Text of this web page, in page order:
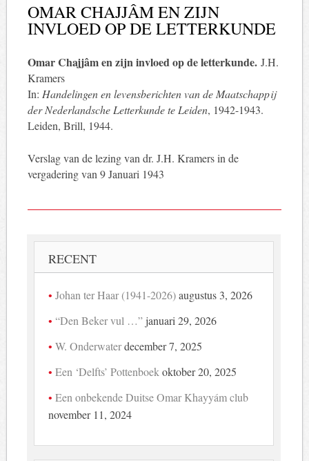
OMAR CHAJJÂM EN ZIJN
INVLOED OP DE LETTERKUNDE
Omar Chajjâm en zijn invloed op de letterkunde.J.H.
Kramers
In: Handelingen en levensberichten van de Maatschappij
der Nederlandsche Letterkunde te Leiden, 1942-1943.
Leiden, Brill, 1944.
Verslag van de lezing van dr. J.H. Kramers in de
vergadering van 9 Januari 1943
RECENT
Johan ter Haar (1941-2026) augustus 3, 2026
“Den Beker vul …” januari 29, 2026
W. Onderwaterdecember 7, 2025
Een ‘Delfts’ Pottenboek oktober 20, 2025
Een onbekende Duitse Omar Khayyám club
november 11, 2024